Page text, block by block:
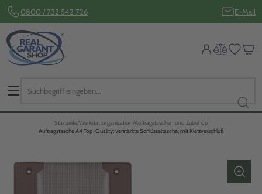
0800 / 732 542 726 E-Mail
Startseite Werkstattorganisation Auftragstaschen und Zubehör
Auftragstasche A4 Top-Quality: verstärkte Schlüsseltasche, mit Klettverschluß